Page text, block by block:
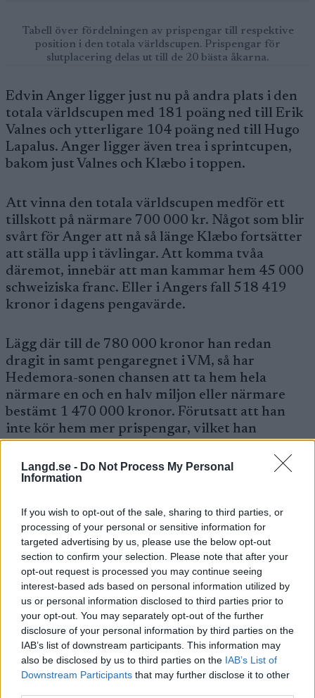
Langd.se - Do Not Process My Personal
Information
If you wish to opt-out of the sale, sharing to third parties, or
processing of your personal or sensitive information for
targeted advertising by us, please use the below opt-out
section to confirm your selection. Please note that after your
opt-out request is processed you may continue seeing
interest-based ads based on personal information utilized by
us or personal information disclosed to third parties prior to
your opt-out. You may separately opt-out of the further
disclosure of your personal information by third parties on the
IAB’s list of downstream participants. This information may
also be disclosed by us to third parties on the IAB’s List of
Downstream Participants that may further disclose it to other
Tabell över fördelningen av prispengar till respektive
position i den totala världscupen. Prispengar för
slutplacering delas ut till de 20 bästa åkarna.
Edvin Anger ligger just nu på andra plats i den
totala världscupen med 181 poäng ned till Erik
Valnes och ytterligare 104 poäng ned till Hugo
Lapalus. Anger ligger även trea i sprintcupen,
bakom just Valnes och Klæbo i toppen.
Att vinna den totala världscupen medför ett
tillskott på närmare 700 000 kr. Något som blir
svårt för Anger att nå så länge Klæbo fortsätter
att ställa upp i tävlingar. Att komma tvåa
däremot, innebär att man kammar hem 45 000
schweiziska franc. Eller i Angers fall 518 419
kronor i dagens pengavärde.
Lägg där till de 780 000 kronor han redan
dragit in samt pengaregnet i VM, så har
Hedemora-sonen chansen att ta hem hela
närmare en och en halv miljon eller närmare
bestämt 1 470 000 kronor. Förutsatt att han
inte kör hem mer prispengar, vilket han
SEK)
1:a
CHF
15’000
SEK 172’500
2:a
CHF
10’000
SEK 115’000
3:e
CHF
5’000
SEK 57’500
4:e
CHF
SEK 49’450